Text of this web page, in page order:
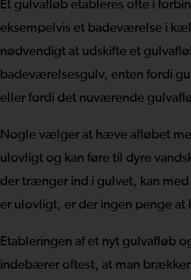
Et gulvafløb etableres ofte i
eksempelvis et badeværelse i
nødvendigt at udskifte et
badeværelsesgulv, enten fordi
eller fordi det nuværende
Nogle vælger at hæve afløbet
ulovligt og kan føre til dyre
der trænger ind i gulvet, kan
er ulovligt, er der ingen penge at
Etableringen af et nyt gulvafløb
indebærer oftest, at man